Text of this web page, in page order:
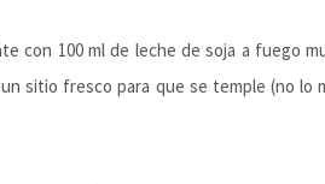
con 100 ml de leche de soja a fuego
sitio fresco para que se temple (no lo